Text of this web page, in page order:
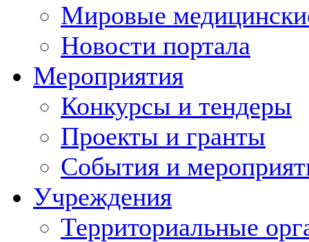
Мировые
Новости портала
Мероприятия
Конкурсы и тендеры
Проекты и гранты
События и
Учреждения
Территориальные